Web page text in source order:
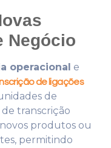
Negócio
operacional e
de ligações
de
de transcrição
produtos ou
permitindo